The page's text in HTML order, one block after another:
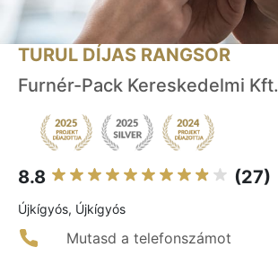
TURUL DÍJAS RANGSOR
Furnér-Pack Kereskedelmi Kft.
8.8 (27)
Újkígyós, Újkígyós
Mutasd a telefonszámot